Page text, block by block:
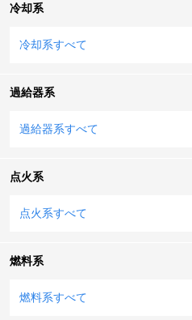
冷却系
冷却系すべて
過給器系
過給器系すべて
点火系
点火系すべて
燃料系
燃料系すべて